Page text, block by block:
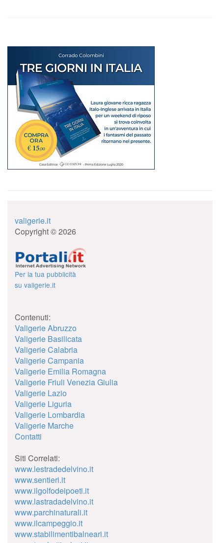
valigerie.it
Copyright © 2026
Per la tua pubblicità
su valigerie.it
Contenuti:
Valigerie Abruzzo
Valigerie Basilicata
Valigerie Calabria
Valigerie Campania
Valigerie Emilia Romagna
Valigerie Friuli Venezia Giulia
Valigerie Lazio
Valigerie Liguria
Valigerie Lombardia
Valigerie Marche
Contatti
Siti Correlati:
www.lestradedelvino.it
www.sentieri.it
www.ilgolfodeipoeti.it
www.lastradadelvino.it
www.parchinaturali.it
www.ilcampeggio.it
www.stabilimentibalneari.it